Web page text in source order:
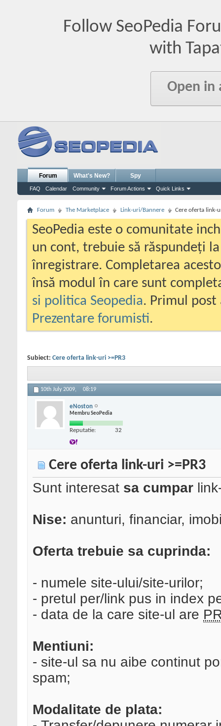
Follow SeoPedia
with
Open in
Forum
FAQ Calendar Community Forum Actions Quick Links
What's New? Spy
Forum The Marketplace Link-uri/Bannere Cere oferta link-
SeoPedia este o comunitate
un cont, trebuie să răspundeți
înregistrare. Completarea
însă modul în care sunt
si politica Seopedia. Primul
Prezentare forumisti.
Subiect: Cere oferta link-uri >=PR3
10th July 2009, 08:19
eNoston
Membru SeoPedia
Reputatie: 32
Cere oferta link-uri >=PR3
Sunt interesat sa cumpar
Nise: anunturi, financiar,
Oferta trebuie sa cuprinda:
- numele site-ului/site-urilor;
- pretul per/link pus in index
- data de la care site-ul are
Mentiuni:
- site-ul sa nu aibe continut
spam;
Modalitate de plata: